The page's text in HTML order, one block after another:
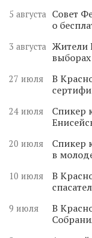
5 августа
Совет
о
3 августа Жители
27 июля
В
24 июля
Спикер
20 июля
Спикер
в
10 июля
В
9 июля
В